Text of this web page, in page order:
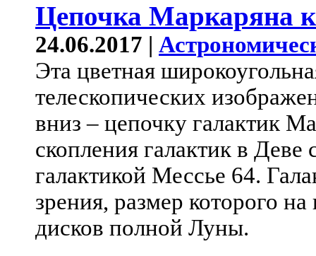
Цепочка Маркаряна
24.06.2017 |
Эта цветная
телескопических
вниз – цепочку галактик
скопления галактик в
галактикой Мессье 64.
зрения, размер которого
дисков полной Луны.